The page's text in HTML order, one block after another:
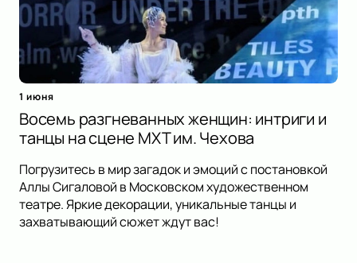
1 июня
Восемь разгневанных женщин: интриги и
танцы на сцене МХТ им. Чехова
Погрузитесь в мир загадок и эмоций с постановкой
Аллы Сигаловой в Московском художественном
театре. Яркие декорации, уникальные танцы и
захватывающий сюжет ждут вас!